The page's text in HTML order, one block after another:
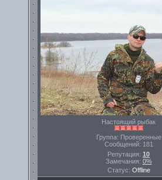
Настоящий рыбак
Группа: Проверенные
Сообщений: 181
Репутация: 10
Замечания: 0%
Статус: Offline